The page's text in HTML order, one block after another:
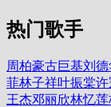
热门歌手
周柏豪古巨基刘德
菲林子祥叶振棠许
王杰邓丽欣林忆莲